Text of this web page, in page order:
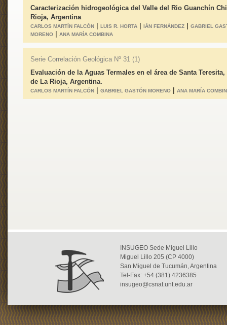
Caracterización hidrogeológica del Valle del Rio Guanchín
Rioja, Argentina
CARLOS MARTÍN FALCÓN | LUIS R. HORTA | IÁN FERNÁNDEZ | GABRIEL
MORENO | ANA MARÍA COMBINA
Serie Correlación Geológica Nº 31 (1)
Evaluación de la Aguas Termales en el área de Santa
de La Rioja, Argentina.
CARLOS MARTÍN FALCÓN | GABRIEL GASTÓN MORENO | ANA MARÍA
INSUGEO Sede Miguel Lillo
Miguel Lillo 205 (CP 4000)
San Miguel de Tucumán, Argentina
Tel-Fax: +54 (381) 4236385
insugeo@csnat.unt.edu.ar